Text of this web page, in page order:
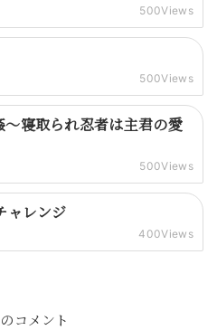
500Views
500Views
寝取られ忍者は主君の愛
500Views
ャレンジ
400Views
コメント